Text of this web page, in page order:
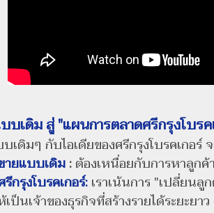
บเดิม สู่ "แผนการตลาดศรีกรุงโบรค
เดิมๆ กับไอเดียของศรีกรุงโบรคเกอ
ยแบบเดิม:ต้องเหนื่อยกับการหาลูก
กรุงโบรคเกอร์:เราเน้นการ "เปลี่ยน
ป็นเจ้าของธุรกิจที่สร้างรายได้ระยะยา